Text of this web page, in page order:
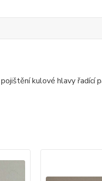
kulové hlavy řadící